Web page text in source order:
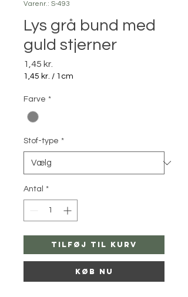
Varenr.: S-493
Lys grå bund med
guld stjerner
1,45 kr.
1,45 kr. / 1cm
pr.
Centimeter
Farve *
Stof-type *
Antal *
Tilføj til kurv
Køb nu